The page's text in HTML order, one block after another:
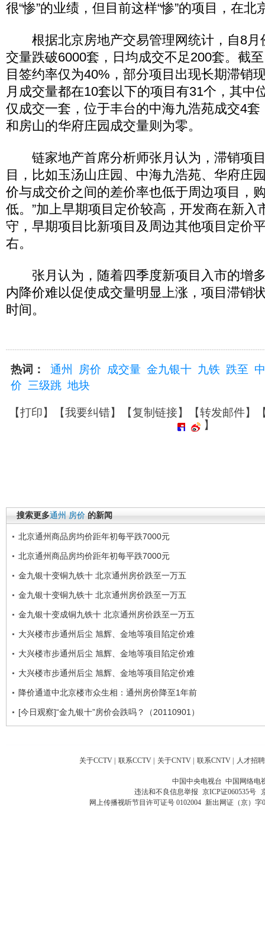
很“惨”的业绩，但目前这样“惨”的项目，在
根据北京房地产交易管理网统计，自8月
交量跌破6000套，日均成交不足200套。截
目签约率仅为40%，部分项目出现长期滞销
月成交量都在10套以下的项目有31个，其中
仅成交一套，位于丰台的中海九浩苑成交4
和房山的华府庄园成交量则为零。
链家地产首席分析师张月认为，滞销项
目，比如玉汤山庄园、中海九浩苑、华府庄
价与成交价之间的差价率也低于周边项目，
低。”加上早期项目定价较高，开发商在新入
守，早期项目比新项目及周边其他项目定价
右。
张月认为，随着四季度新项目入市的增
内降价难以促使成交量明显上涨，项目滞销
时间。
热词： 通州 房价 成交量 金九银十 九铁 跌至
价 三级跳 地块
【打印】【我要纠错】【复制链接】【转发邮件】
】
搜索更多通州 房价 的新闻
北京通州商品房均价距年初每平跌7000元
北京通州商品房均价距年初每平跌7000元
金九银十变铜九铁十 北京通州房价跌至一万五
金九银十变铜九铁十 北京通州房价跌至一万五
金九银十变成铜九铁十 北京通州房价跌至一万五
大兴楼市步通州后尘 旭辉、金地等项目陷定价难
大兴楼市步通州后尘 旭辉、金地等项目陷定价难
大兴楼市步通州后尘 旭辉、金地等项目陷定价难
降价通道中北京楼市众生相：通州房价降至1年前
[今日观察]“金九银十”房价会跌吗？（20110901）
关于CCTV | 联系CCTV | 关于CNTV | 联系CNTV | 人才招聘
中国中央电视台 中国网络电
违法和不良信息举报 京ICP证060535号
网上传播视听节目许可证号 0102004 新出网证（京）